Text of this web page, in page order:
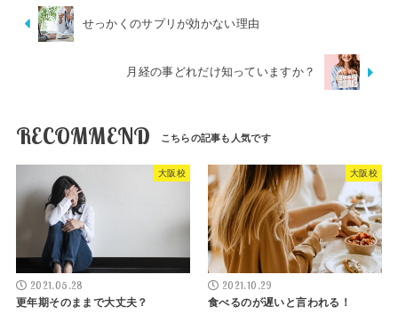
せっかくのサプリが効かない理由
月経の事どれだけ知っていますか？
RECOMMEND
大阪校
2021.05.28
更年期そのままで大丈夫？
大阪校
2021.10.29
食べるのが遅いと言われる！